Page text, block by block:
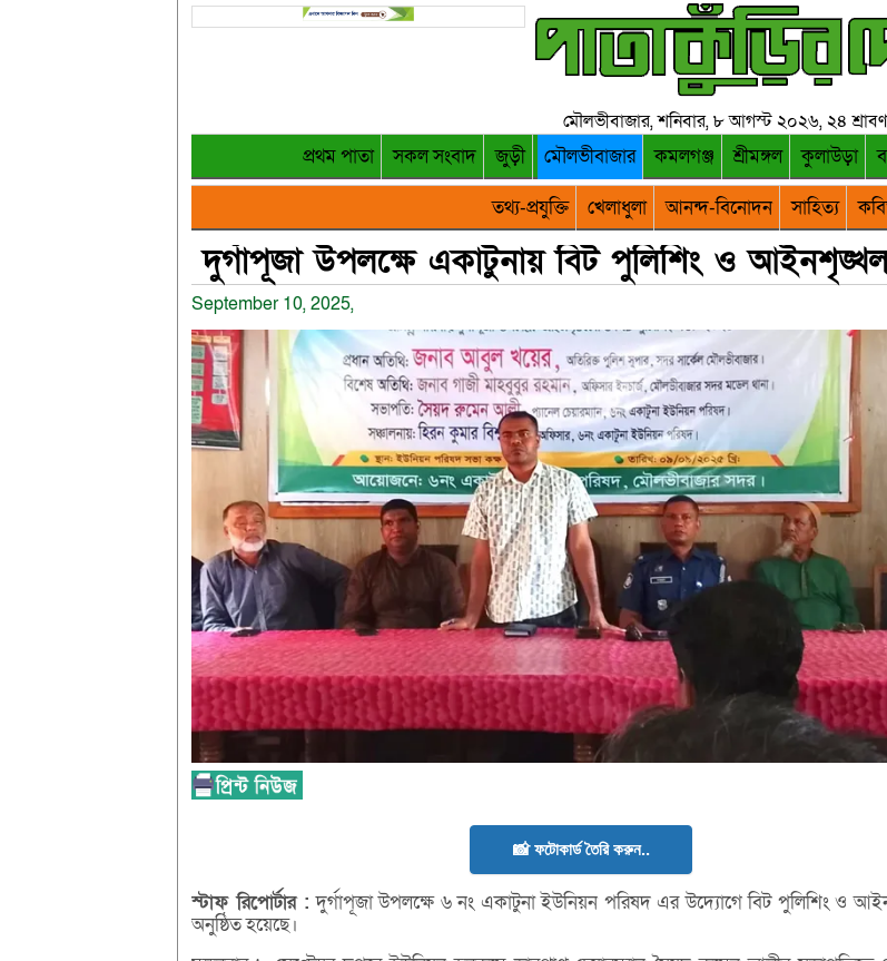
মৌলভীবাজার, শনিবার, ৮ আগস্ট ২০২৬, ২৪
প্রথম পাতা সকল সংবাদ জুড়ী মৌলভীবাজার কমলগঞ্জ শ্রীমঙ্গল কুলাউড়া
তথ্য-প্রযুক্তি
খেলাধুলা আনন্দ-বিনোদন সাহিত্য
দুর্গাপূজা উপলক্ষে একাটুনায় বিট পুলিশিং ও
September 10, 2025,
📸 ফটোকার্ড তৈরি করুন..
স্টাফরিপোর্টার : দুর্গাপূজা উপলক্ষে ৬ নং একাটুনা ইউনিয়ন পরিষদ এর উদ্যোগে বিট পুলিশিং ও
অনুষ্ঠিত হয়েছে।